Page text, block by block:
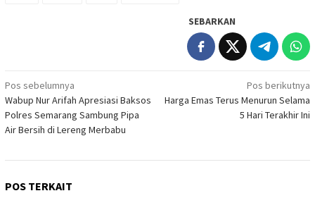
SEBARKAN
Navigasi
pos
Pos sebelumnya
Wabup Nur Arifah Apresiasi Baksos
Polres Semarang Sambung Pipa
Air Bersih di Lereng Merbabu
Pos berikutnya
Harga Emas Terus Menurun Selama
5 Hari Terakhir Ini
POS TERKAIT